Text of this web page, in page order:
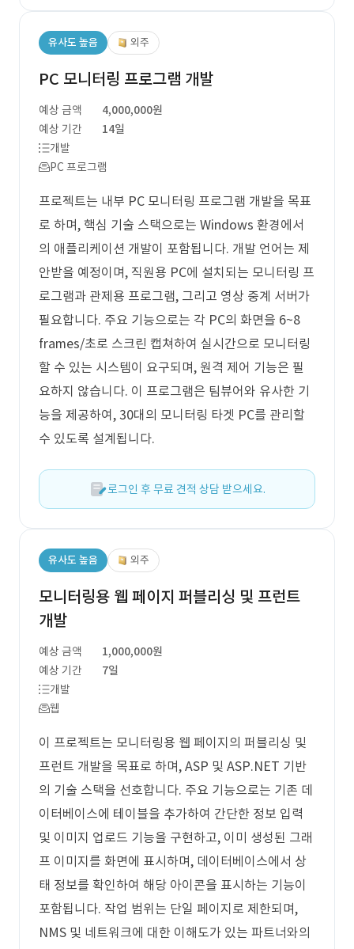
유사도 높음 외주
PC 모니터링 프로그램 개발
예상 금액
4,000,000원
예상 기간
14일
개발
PC 프로그램
프로젝트는 내부 PC 모니터링 프로그램 개발을 목표
로 하며, 핵심 기술 스택으로는 Windows 환경에서
의 애플리케이션 개발이 포함됩니다. 개발 언어는 제
안받을 예정이며, 직원용 PC에 설치되는 모니터링 프
로그램과 관제용 프로그램, 그리고 영상 중계 서버가
필요합니다. 주요 기능으로는 각 PC의 화면을 6~8
frames/초로 스크린 캡쳐하여 실시간으로 모니터링
할 수 있는 시스템이 요구되며, 원격 제어 기능은 필
요하지 않습니다. 이 프로그램은 팀뷰어와 유사한 기
능을 제공하여, 30대의 모니터링 타겟 PC를 관리할
수 있도록 설계됩니다.
로그인 후 무료 견적 상담 받으세요.
유사도 높음 외주
모니터링용 웹 페이지 퍼블리싱 및 프런트
개발
예상 금액
1,000,000원
예상 기간
7일
개발
웹
이 프로젝트는 모니터링용 웹 페이지의 퍼블리싱 및
프런트 개발을 목표로 하며, ASP 및 ASP.NET 기반
의 기술 스택을 선호합니다. 주요 기능으로는 기존 데
이터베이스에 테이블을 추가하여 간단한 정보 입력
및 이미지 업로드 기능을 구현하고, 이미 생성된 그래
프 이미지를 화면에 표시하며, 데이터베이스에서 상
태 정보를 확인하여 해당 아이콘을 표시하는 기능이
포함됩니다. 작업 범위는 단일 페이지로 제한되며,
NMS 및 네트워크에 대한 이해도가 있는 파트너와의